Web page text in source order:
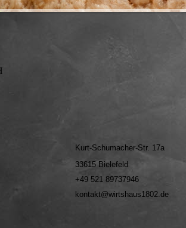
Kurt-Schumacher-Str. 17a
33615 Bielefeld
+49 521 89737946
kontakt@wirtshaus1802.de